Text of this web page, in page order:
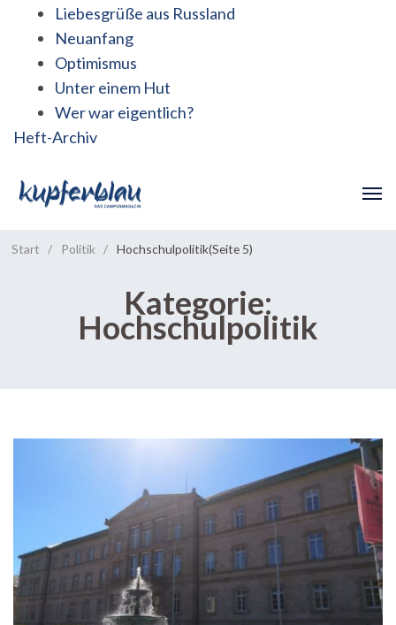
Liebesgrüße aus Russland
Neuanfang
Optimismus
Unter einem Hut
Wer war eigentlich?
Heft-Archiv
Start / Politik / Hochschulpolitik(Seite 5)
Kategorie:
Hochschulpolitik